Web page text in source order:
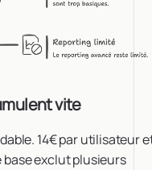
vite
14€ par utilisateur
base exclut plusieurs